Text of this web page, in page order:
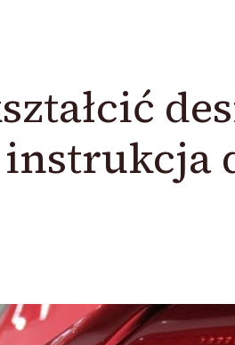
instrukcja